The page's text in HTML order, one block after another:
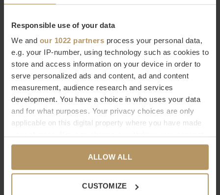
Responsible use of your data
We and our 1022 partners process your personal data,
e.g. your IP-number, using technology such as cookies to
store and access information on your device in order to
serve personalized ads and content, ad and content
measurement, audience research and services
development. You have a choice in who uses your data
and for what purposes. Your privacy choices are only
applicable on this digital property where you have made
any time from the Cookie Declaration or by clicking on
the Privacy trigger icon.
If you allow, we would also like to:
ALLOW ALL
CUSTOMIZE
Wil je meer weten over Eichholtz of ben je op zoek naar een
specifiek product? Neem dan contact op met
onzeklantenservice.Direct bestellen kan natuurlijk ook,het
duurt slecht 2 minuten. Ben je niet helemaal tevreden met
je aankoop? Bij WDS krijg je 30 dagen bedenktijd.
Specificaties
Merk
EICHHOLTZ
Afmetingen
W. 120 | D. 39 | H. 79 cm